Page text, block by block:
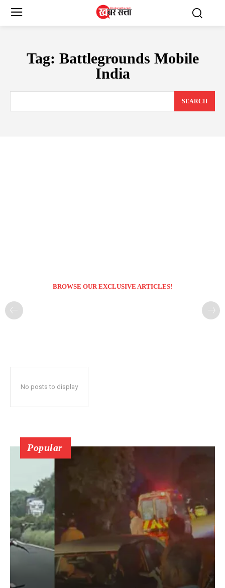
Tag: Battlegrounds Mobile
India
SEARCH
BROWSE OUR EXCLUSIVE ARTICLES!
No posts to display
Popular